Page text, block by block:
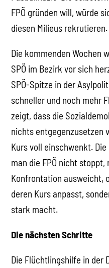
FPÖ gründen will, würde
diesen Milieus rekrutieren.
Die kommenden Wochen
SPÖ im Bezirk vor sich
SPÖ-Spitze in der
schneller und noch mehr
zeigt, dass die
nichts entgegenzusetzen
Kurs voll einschwenkt.
man die FPÖ nicht
Konfrontation ausweicht,
deren Kurs anpasst,
stark macht.
Die nächsten Schritte
Die Flüchtlingshilfe in der